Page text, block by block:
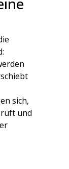
sich,
und